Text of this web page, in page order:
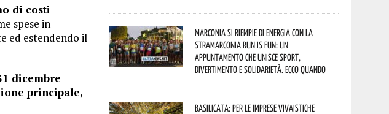
di costi
spese in
ed estendendo il
dicembre
principale,
Marconia si riempie di energia con la
StraMarconia Run is Fun: un
appuntamento che unisce sport,
divertimento e solidarietà. Ecco quando
Basilicata: per le imprese vivaistiche